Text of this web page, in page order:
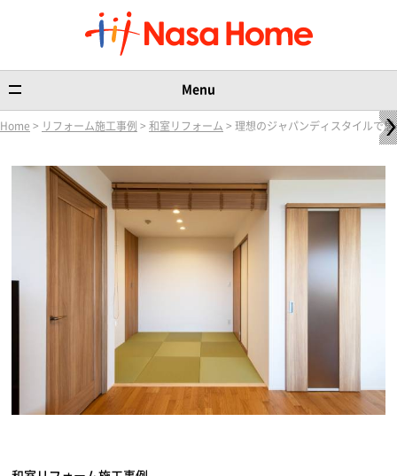
Menu
Home > リフォーム施工事例 > 和室リフォーム > 理想のジャパンディスタイルで